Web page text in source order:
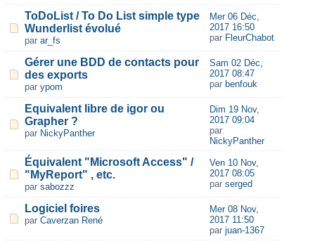
ToDoList / To Do List simple type
Wunderlist évolué
par ar_fs
Mer 06 Déc,
2017 16:50
par FleurChabot
Gérer une BDD de contacts pour
des exports
par ypom
Sam 02 Déc,
2017 08:47
par benfouk
Equivalent libre de igor ou
Grapher ?
par NickyPanther
Dim 19 Nov,
2017 09:04
par
NickyPanther
Équivalent "Microsoft Access" /
"MyReport" , etc.
par sabozzz
Ven 10 Nov,
2017 08:05
par serged
Logiciel foires
par Caverzan René
Mer 08 Nov,
2017 11:50
par juan-1367